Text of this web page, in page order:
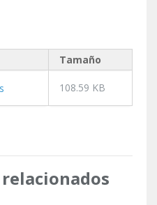
Tamaño
108.59 KB